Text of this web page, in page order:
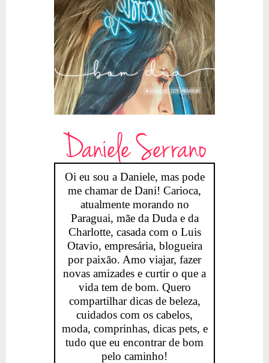
Daniele Serrano
Oi eu sou a Daniele, mas pode
me chamar de Dani! Carioca,
atualmente morando no
Paraguai, mãe da Duda e da
Charlotte, casada com o Luis
Otavio, empresária, blogueira
por paixão. Amo viajar, fazer
novas amizades e curtir o que a
vida tem de bom. Quero
compartilhar dicas de beleza,
cuidados com os cabelos,
moda, comprinhas, dicas pets, e
tudo que eu encontrar de bom
pelo caminho!